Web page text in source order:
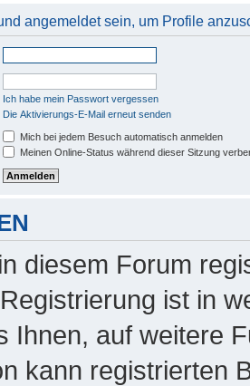
angemeldet sein, um Profile
Ich habe mein Passwort vergessen
Die Aktivierungs-E-Mail erneut senden
Mich bei jedem Besuch automatisch anmelden
Meinen Online-Status während dieser Sitzung
diesem Forum
ist in
Ihnen, auf weitere
kann registrierten